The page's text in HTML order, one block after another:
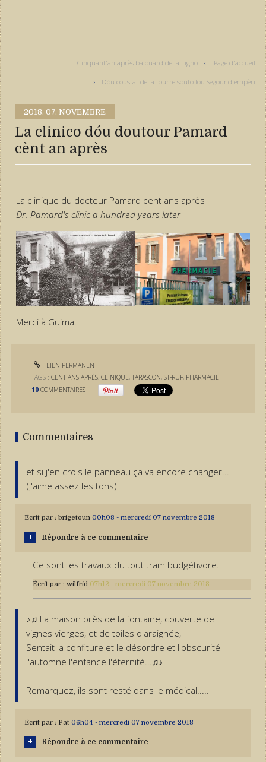
Cinquant'an après balouard de la Ligno Page d'accueil
Dóu coustat de la tourre souto lou Segound empèri
2018. 07. NOVEMBRE
La clinico dóu doutour Pamard
cènt an après
La clinique du docteur Pamard cent ans après
Dr. Pamard's clinic a hundred years later
Merci à Guima.
LIEN PERMANENT
TAGS :CENT ANS APRÈS,CLINIQUE,TARASCON,ST-RUF, PHARMACIE
10 COMMENTAIRES
Commentaires
et si j'en crois le panneau ça va encore changer...
(j'aime assez les tons)
Écrit par : brigetoun 00h08 - mercredi 07 novembre 2018
Répondre à ce commentaire
Ce sont les travaux du tout tram budgétivore.
Écrit par :wilfrid 07h12 -mercredi 07 novembre 2018
♪♫ La maison près de la fontaine, couverte de
vignes vierges, et de toiles d'araignée,
Sentait la confiture et le désordre et l'obscurité
l'automne l'enfance l'éternité...♫♪
Remarquez, ils sont resté dans le médical.....
Écrit par : Pat 06h04 - mercredi 07 novembre 2018
Répondre à ce commentaire